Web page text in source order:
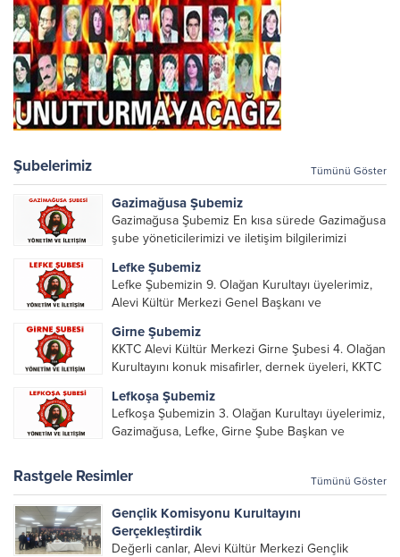
Şubelerimiz Tümünü Göster
Gazimağusa Şubemiz
Gazimağusa Şubemiz En kısa sürede Gazimağusa
şube yöneticilerimizi ve iletişim bilgilerimizi
Lefke Şubemiz
Lefke Şubemizin 9. Olağan Kurultayı üyelerimiz,
Alevi Kültür Merkezi Genel Başkanı ve
katılımı ile gerçekleşti. Önceki dönemde görev
alarak emek veren, katkı koyan cümle canların...
Girne Şubemiz
KKTC Alevi Kültür Merkezi Girne Şubesi 4. Olağan
Kurultayını konuk misafirler, dernek üyeleri, KKTC
yönetim kurulu, şube başkanları ve yönetim
organlarının katılımıyla gerçekleşti....
Lefkoşa Şubemiz
Lefkoşa Şubemizin 3. Olağan Kurultayı üyelerimiz,
Gazimağusa, Lefke, Girne Şube Başkan ve
üyelerinin katılımı ile gerçekleşti. Önceki
dönemde görev alan, emek veren, katkı koyan...
Rastgele Resimler Tümünü Göster
Gençlik Komisyonu Kurultayını
Gerçekleştirdik
Değerli canlar, Alevi Kültür Merkezi Gençlik